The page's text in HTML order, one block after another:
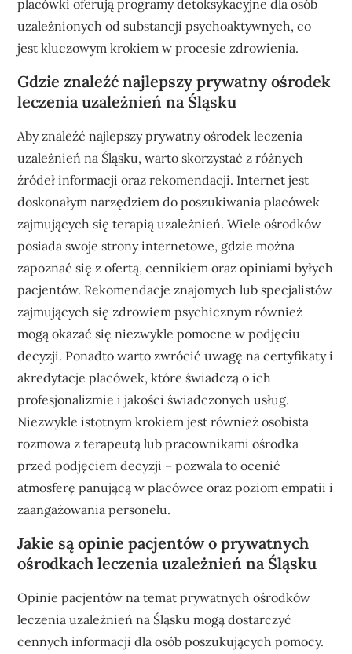
placówki oferują programy detoksykacyjne dla osób
uzależnionych od substancji psychoaktywnych, co
jest kluczowym krokiem w procesie zdrowienia.
Gdzie znaleźć najlepszy prywatny ośrodek
leczenia uzależnień na Śląsku
Aby znaleźć najlepszy prywatny ośrodek leczenia
uzależnień na Śląsku, warto skorzystać z różnych
źródeł informacji oraz rekomendacji. Internet jest
doskonałym narzędziem do poszukiwania placówek
zajmujących się terapią uzależnień. Wiele ośrodków
posiada swoje strony internetowe, gdzie można
zapoznać się z ofertą, cennikiem oraz opiniami byłych
pacjentów. Rekomendacje znajomych lub specjalistów
zajmujących się zdrowiem psychicznym również
mogą okazać się niezwykle pomocne w podjęciu
decyzji. Ponadto warto zwrócić uwagę na certyfikaty i
akredytacje placówek, które świadczą o ich
profesjonalizmie i jakości świadczonych usług.
Niezwykle istotnym krokiem jest również osobista
rozmowa z terapeutą lub pracownikami ośrodka
przed podjęciem decyzji – pozwala to ocenić
atmosferę panującą w placówce oraz poziom empatii i
zaangażowania personelu.
Jakie są opinie pacjentów o prywatnych
ośrodkach leczenia uzależnień na Śląsku
Opinie pacjentów na temat prywatnych ośrodków
leczenia uzależnień na Śląsku mogą dostarczyć
cennych informacji dla osób poszukujących pomocy.